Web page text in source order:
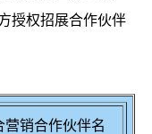
授权招展合作伙伴
营销合作伙伴名